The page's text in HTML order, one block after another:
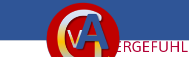
SOMMERGEFÜHL